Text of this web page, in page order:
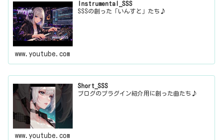
Instrumental_SSS
SSSの創った「いんすと」たち♪
www.youtube.com
Short_SSS
ブログのプラグイン紹介用に創った曲たち♪
www.youtube.com